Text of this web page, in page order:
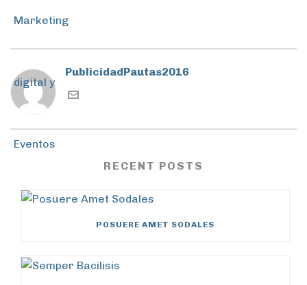
PublicidadPautas2016
RECENT POSTS
POSUERE AMET SODALES